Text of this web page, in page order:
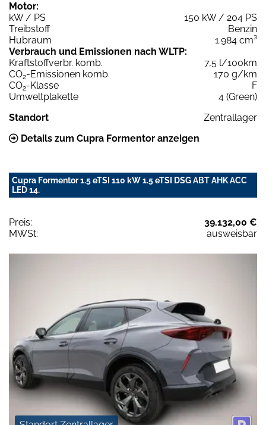
Motor:
kW / PS
150 kW / 204 PS
Treibstoff
Benzin
Hubraum
1.984 cm³
Verbrauch und Emissionen nach WLTP:
Kraftstoffverbr. komb.
7,5 l/100km
CO2-Emissionen komb.
170 g/km
CO2-Klasse
F
Umweltplakette
4 (Green)
Standort
Zentrallager
Details zum Cupra Formentor anzeigen
Cupra Formentor 1.5 eTSI 110 kW 1.5 eTSI DSG ABT AHK ACC
LED 14.
Preis:
39.132,00 €
MWSt:
ausweisbar